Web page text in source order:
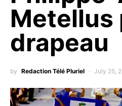
Metellus
drapeau
by Redaction Télé Pluriel July 25,